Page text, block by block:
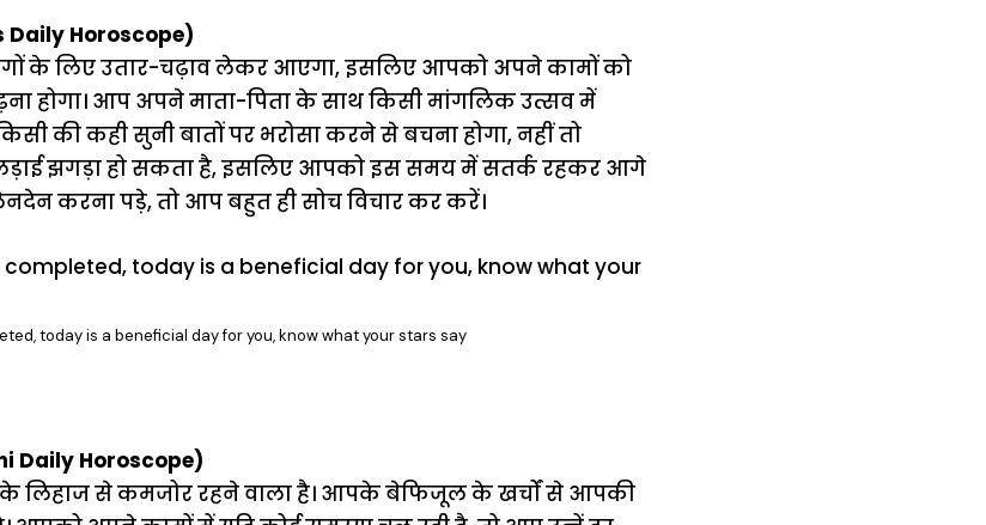
Horoscope)
के लिए उतार-चढ़ाव लेकर आएगा, इसलिए आपको अपने कामों को
होगा। आप अपने माता-पिता के साथ किसी मांगलिक उत्सव में
की कही सुनी बातों पर भरोसा करने से बचना होगा, नहीं तो
झगड़ा हो सकता है, इसलिए आपको इस समय में सतर्क रहकर आगे
करना पड़े, तो आप बहुत ही सोच विचार कर करें।
today is a beneficial day for you, know what your stars say
Daily Horoscope)
से कमजोर रहने वाला है। आपके बेफिजूल के खर्चों से आपकी